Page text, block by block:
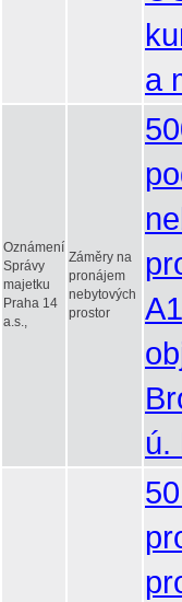
a
Oznámení
Správy
majetku
Praha 14
a.s.,
Záměry na
pronájem
nebytových
prostor
ú.